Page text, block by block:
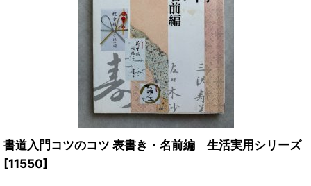
書道入門コツのコツ 表書き・名前編 生活実用シリーズ
[11550]